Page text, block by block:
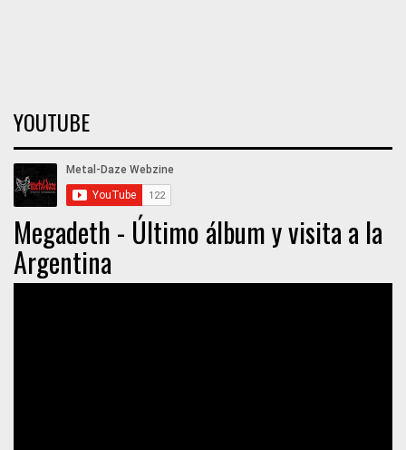
YOUTUBE
Megadeth - Último álbum y visita a la
Argentina